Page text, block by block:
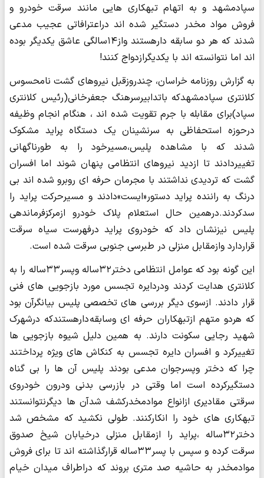
سپادمشهد و به اتهام تبهکاری هایی مانند سرقت خودرو و
فروش مواد مخدر دستگیر شده اند دراعترافاتی عجیب مدعی
شدند که هر دو سابقه دارهستند واز۱۴سالگی عاشق یکدیگر بوده
اند اما نتوانسته اند با یکدیگرازدواج کنند!
به گزارش روزنامه خراسان، چندروزقبل نیروهای گشت نامحسوس
کلانتری سپادمشهدکه باتدابیرسرهنگ جعفرخانی(رئیس کلانتری
سپاد)برای مقابله با جرم تقویت شده اند ، هنگام انجام وظیفه
درحوزه استحفاظی به سرنشینان یک دستگاه پراید مشکوک
شدند که با مشاهده پلیس،مسیرخود را به طورناگهانی
تغییردادند تا ازدید نیروهای انتظامی پنهان شوند اما افسران
گشت که تردیدی نداشتند با مجرمان حرفه ای روبرو شده اند بی
درنگ به راننده پراید دستور«ایست»دادند و مسیرحرکت پراید را
سدکردند.درهمین حال استعلام پلاک خودرو ازمرکزفرماندهی
پلیس نیزنشان داد که خودروی پراید درفهرست سیاه سرقت
قراردارد وازمقابل منزلی در طبرسی جنوبی سرقت شده است.
این گونه بود که عوامل انتظامی دختر۳۲ساله وپسر۳۳ساله را به
کلانتری هدایت کردند ودردایره تجسس مورد بازجویی های فنی
قرار دادند. ازسوی دیگر بررسی های تخصصی پلیس بیانگرآن بود
که هردو متهم ازتبهکاران حرفه ای وسابقه دارهستندکه درشهرک
شهید رجایی سکونت دارند. به همین دلیل شیوه بازجویی ها
تغییرکرد و افسران دایره تجسس به کنکاش های ویژه پرداختند
چرا که دختر وپسرجوان مدعی بودند پلیس آن ها را بی گناه
دستگیرکرده است اما وقتی در بازرسی بدنی ودرون خودروی
سرقتی مقادیری ازانواع موادمخدرکشف شدآن ها دیگرنتوانستند
تبهکاری های خود را انکارکنند. طولی نکشید که مشخص شد
دختر۳۲ساله ،پراید را ازمقابل منزلی درخیابان شیخ صدوق
سرقت کرده و سپس با پسر۳۳ساله قرارگذاشته اند تا برای فروش
موادمخدر به حاشیه صد متری بروند که دراطراف میدان خیام